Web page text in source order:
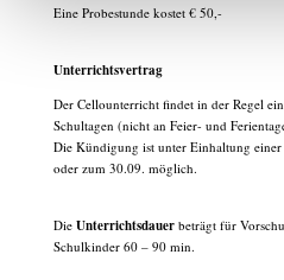
Eine Probestunde kostet € 50,-
Unterrichtsvertrag
Der Cellounterricht findet in der Regel
Schultagen (nicht an Feier- und
Die Kündigung ist unter Einhaltung
oder zum 30.09. möglich.
Die Unterrichtsdauer beträgt für
Schulkinder 60 – 90 min.